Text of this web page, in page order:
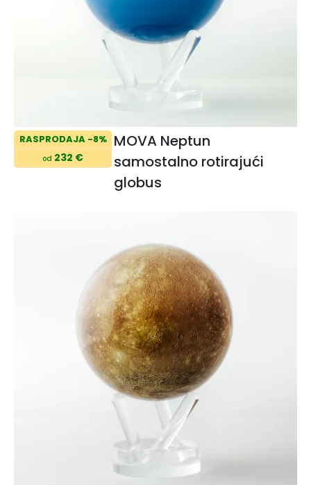
RASPRODAJA -8%
od 232 €
MOVA Neptun
samostalno rotirajući
globus